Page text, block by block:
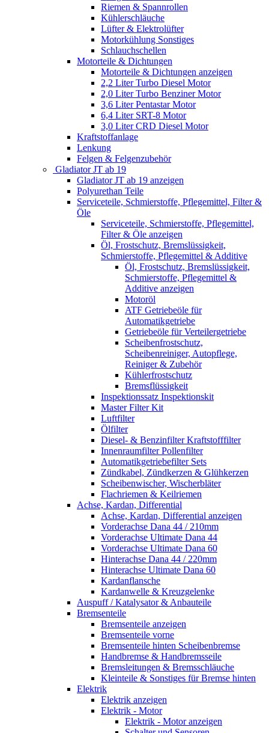
Riemen & Spannrollen
Kühlerschläuche
Lüfter & Elektrolüfter
Motorkühlung Sonstiges
Schlauchschellen
Motorteile & Dichtungen
Motorteile & Dichtungen anzeigen
2,2 Liter Turbo Diesel Motor
2,0 Liter Turbo Benziner Motor
3,6 Liter Pentastar Motor
6,4 Liter SRT-8 Motor
3,0 Liter CRD Diesel Motor
Kraftstoffanlage
Lenkung
Felgen & Felgenzubehör
Gladiator JT ab 19
Gladiator JT ab 19 anzeigen
Polyurethan Teile
Serviceteile, Schmierstoffe, Pflegemittel, Filter &
Öle
Serviceteile, Schmierstoffe, Pflegemittel,
Filter & Öle anzeigen
Öl, Frostschutz, Bremslüssigkeit,
Schmierstoffe, Pflegemittel & Additive
Öl, Frostschutz, Bremslüssigkeit,
Schmierstoffe, Pflegemittel &
Additive anzeigen
Motoröl
ATF Getriebeöle für
Automatikgetriebe
Getriebeöle für Verteilergetriebe
Scheibenfrostschutz,
Scheibenreiniger, Autopflege,
Reiniger & Zubehör
Kühlerfrostschutz
Bremsflüssigkeit
Inspektionssatz Inspektionskit
Master Filter Kit
Luftfilter
Ölfilter
Diesel- & Benzinfilter Kraftstofffilter
Innenraumfilter Pollenfilter
Automatikgetriebefilter Sets
Zündkabel, Zündkerzen & Glühkerzen
Scheibenwischer, Wischerbläter
Flachriemen & Keilriemen
Achse, Kardan, Differential
Achse, Kardan, Differential anzeigen
Vorderachse Dana 44 / 210mm
Vorderachse Ultimate Dana 44
Vorderachse Ultimate Dana 60
Hinterachse Dana 44 / 220mm
Hinterachse Ultimate Dana 60
Kardanflansche
Kardanwelle & Kreuzgelenke
Auspuff / Katalysator & Anbauteile
Bremsenteile
Bremsenteile anzeigen
Bremsenteile vorne
Bremsenteile hinten Scheibenbremse
Handbremse & Handbremsseile
Bremsleitungen & Bremsschläuche
Kleinteile & Sonstiges für Bremse hinten
Elektrik
Elektrik anzeigen
Elektrik - Motor
Elektrik - Motor anzeigen